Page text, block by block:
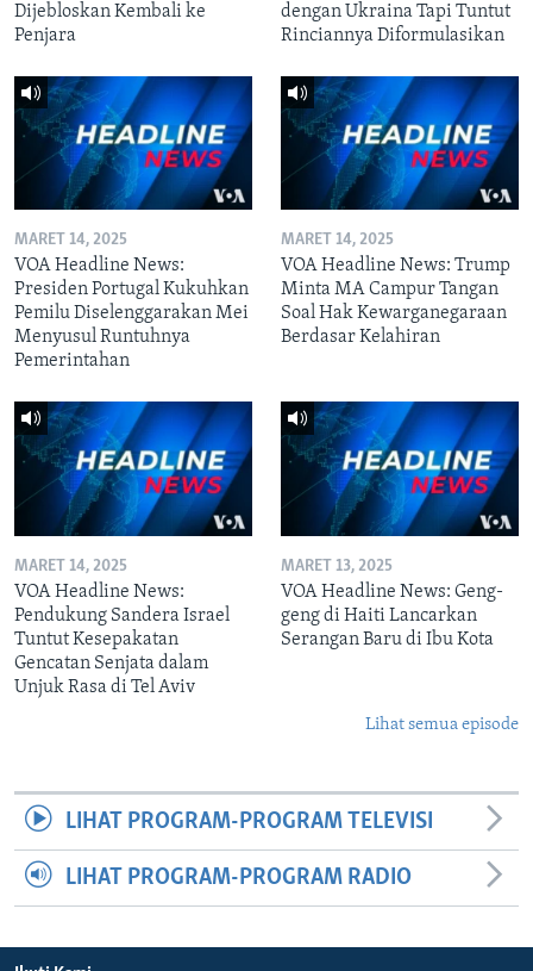
Dijebloskan Kembali ke
Penjara
dengan Ukraina Tapi Tuntut
Rinciannya Diformulasikan
MARET 14, 2025
VOA Headline News:
Presiden Portugal Kukuhkan
Pemilu Diselenggarakan Mei
Menyusul Runtuhnya
Pemerintahan
MARET 14, 2025
VOA Headline News: Trump
Minta MA Campur Tangan
Soal Hak Kewarganegaraan
Berdasar Kelahiran
MARET 14, 2025
VOA Headline News:
Pendukung Sandera Israel
Tuntut Kesepakatan
Gencatan Senjata dalam
Unjuk Rasa di Tel Aviv
MARET 13, 2025
VOA Headline News: Geng-
geng di Haiti Lancarkan
Serangan Baru di Ibu Kota
Lihat semua episode
LIHAT PROGRAM-PROGRAM TELEVISI
LIHAT PROGRAM-PROGRAM RADIO